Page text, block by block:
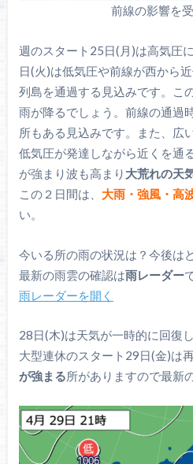
前線の影響を
週のスタート25日(月)は高気圧
日(火)は低気圧や前線が西から
列島を通過する見込みです。こ
雨が降るでしょう。前線の通過
所もある見込みです。また、広
低気圧が発達しながら近くを通
が強まり波も高まり 大荒れの天
この２日間は、 大雨・強風・高
い。
今いる所の雨の状況は？今後は
最新の雨雲の確認は雨レーダー
雨レーダーを開く
28日(木)は天気が一時的に回復
大型連休のスタート29日(金)は
が強まる所がありますので最新